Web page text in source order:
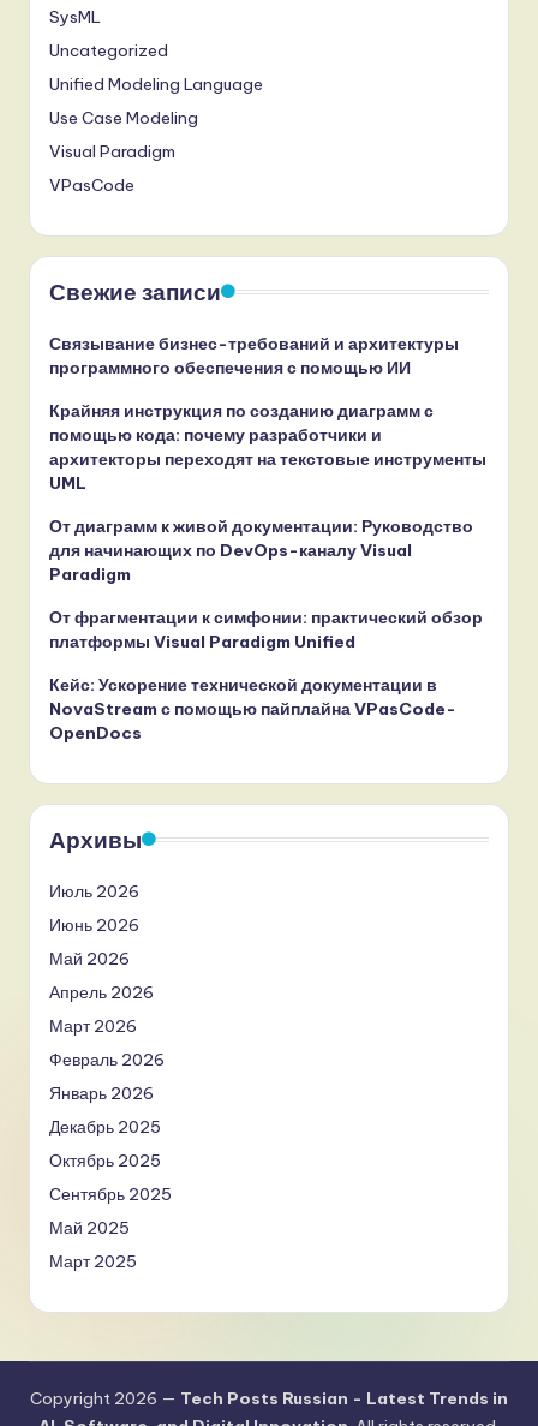
SysML
Uncategorized
Unified Modeling Language
Use Case Modeling
Visual Paradigm
VPasCode
Свежие записи
Связывание бизнес-требований и архитектуры
программного обеспечения с помощью ИИ
Крайняя инструкция по созданию диаграмм с
помощью кода: почему разработчики и
архитекторы переходят на текстовые инструменты
UML
От диаграмм к живой документации: Руководство
для начинающих по DevOps-каналу Visual
Paradigm
От фрагментации к симфонии: практический обзор
платформы Visual Paradigm Unified
Кейс: Ускорение технической документации в
NovaStream с помощью пайплайна VPasCode-
OpenDocs
Архивы
Июль 2026
Июнь 2026
Май 2026
Апрель 2026
Март 2026
Февраль 2026
Январь 2026
Декабрь 2025
Октябрь 2025
Сентябрь 2025
Май 2025
Март 2025
Copyright 2026 — Tech Posts Russian - Latest Trends in